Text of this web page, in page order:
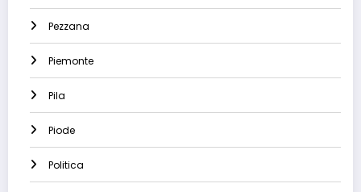
Pezzana
Piemonte
Pila
Piode
Politica